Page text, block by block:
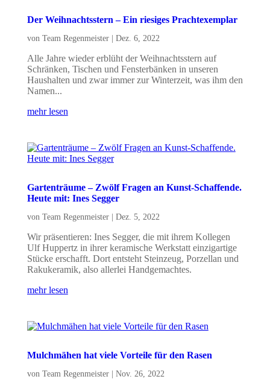
Der Weihnachtsstern – Ein riesiges Prachtexemplar
von Team Regenmeister| Dez. 6, 2022
Alle Jahre wieder erblüht der Weihnachtsstern auf
Schränken, Tischen und Fensterbänken in unseren
Haushalten und zwar immer zur Winterzeit, was ihm den
Namen...
mehr lesen
Gartenträume – Zwölf Fragen an Kunst-Schaffende.
Heute mit: Ines Segger
von Team Regenmeister| Dez. 5, 2022
Wir präsentieren: Ines Segger, die mit ihrem Kollegen
Ulf Huppertz in ihrer keramische Werkstatt einzigartige
Stücke erschafft. Dort entsteht Steinzeug, Porzellan und
Rakukeramik, also allerlei Handgemachtes.
mehr lesen
Mulchmähen hat viele Vorteile für den Rasen
von Team Regenmeister| Nov. 26, 2022